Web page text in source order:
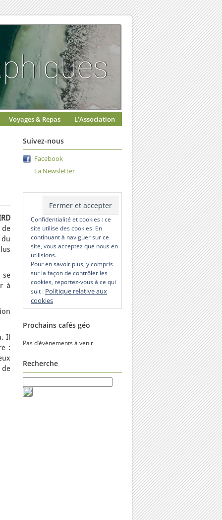
Voyages & Repas L’Association
de
se
à
Il
:
de
Suivez-nous
Facebook
La Newsletter
Confidentialité et cookies : ce
site utilise des cookies. En
continuant à naviguer sur ce
site, vous acceptez que nous en
utilisions.
Pour en savoir plus, y compris
sur la façon de contrôler les
cookies, reportez-vous à ce qui
suit : Politique relative aux
cookies
Prochains cafés géo
Pas d’événements à venir
Recherche